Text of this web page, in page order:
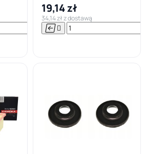


19,14 zł
34,14 zł z dostawą
 